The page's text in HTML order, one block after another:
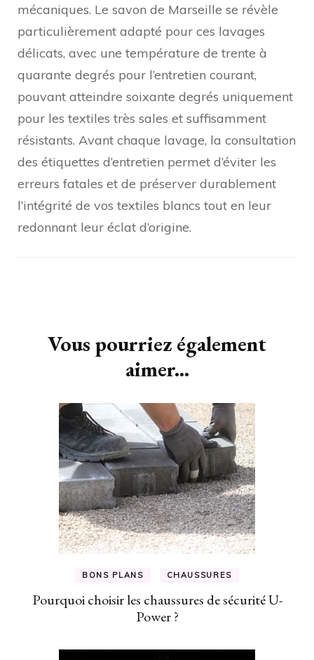
mécaniques. Le savon de Marseille se révèle
particulièrement adapté pour ces lavages
délicats, avec une température de trente à
quarante degrés pour l’entretien courant,
pouvant atteindre soixante degrés uniquement
pour les textiles très sales et suffisamment
résistants. Avant chaque lavage, la consultation
des étiquettes d’entretien permet d’éviter les
erreurs fatales et de préserver durablement
l’intégrité de vos textiles blancs tout en leur
redonnant leur éclat d’origine.
Vous pourriez également
aimer...
BONS PLANS CHAUSSURES
Pourquoi choisir les chaussures de sécurité U-
Power ?